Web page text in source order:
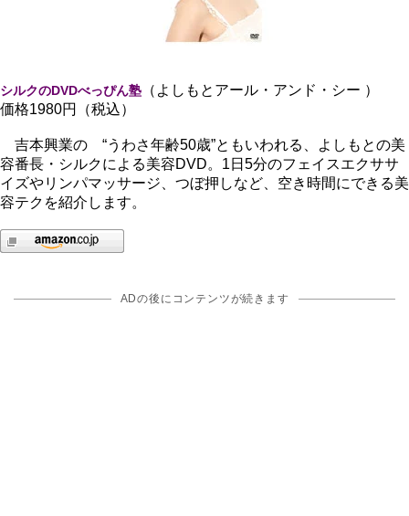
シルクのDVDべっぴん塾 （よしもとアール・アンド・シー ）
価格1980円（税込）
吉本興業の “うわさ年齢50歳”ともいわれる、よしもとの美
容番長・シルクによる美容DVD。1日5分のフェイスエクササ
イズやリンパマッサージ、つぼ押しなど、空き時間にできる美
容テクを紹介します。
ADの後にコンテンツが続きます